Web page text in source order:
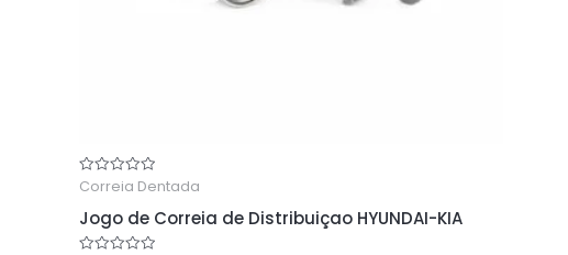
Rated
out
of
5
Correia Dentada
Jogo de Correia de Distribuiçao HYUNDAI-KIA